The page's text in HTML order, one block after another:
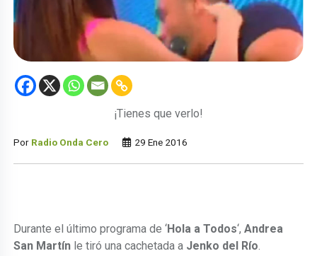
¡Tienes que verlo!
Por Radio Onda Cero 29 Ene 2016
Durante el último programa de ‘Hola a Todos‘,Andrea
San Martín le tiró una cachetada a Jenko del Río